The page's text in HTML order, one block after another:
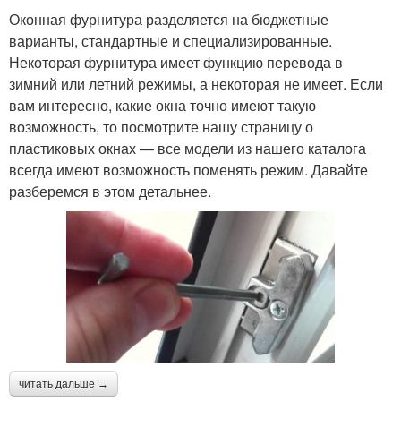
Оконная фурнитура разделяется на бюджетные
варианты, стандартные и специализированные.
Некоторая фурнитура имеет функцию перевода в
зимний или летний режимы, а некоторая не имеет. Если
вам интересно, какие окна точно имеют такую
возможность, то посмотрите нашу страницу о
пластиковых окнах — все модели из нашего каталога
всегда имеют возможность поменять режим. Давайте
разберемся в этом детальнее.
читать дальше →